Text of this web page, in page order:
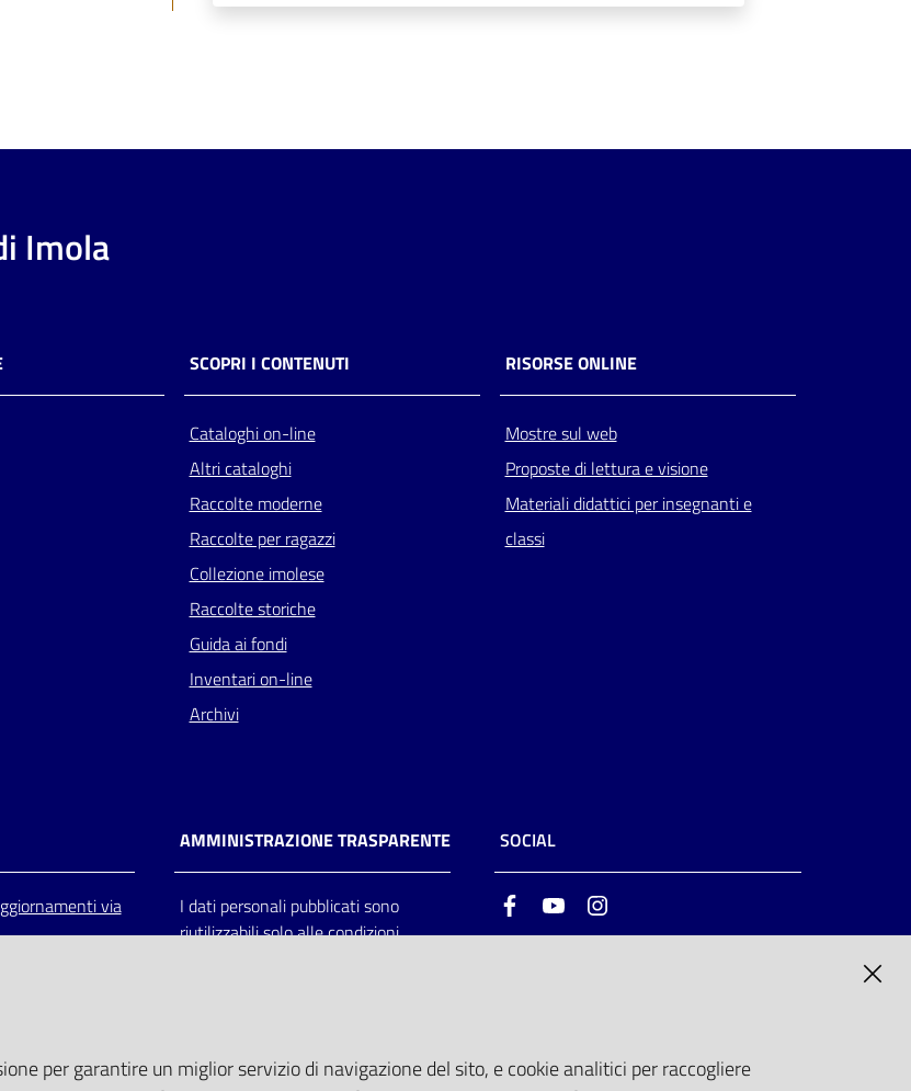
Imola
SCOPRI I CONTENUTI
Cataloghi on-line
Altri cataloghi
Raccolte moderne
Raccolte per ragazzi
Collezione imolese
Raccolte storiche
Guida ai fondi
Inventari on-line
Archivi
RISORSE ONLINE
Mostre sul web
Proposte di lettura e visione
Materiali didattici per insegnanti e
classi
via
AMMINISTRAZIONE TRASPARENTE
I dati personali pubblicati sono
riutilizzabili solo alle condizioni
SOCIAL
FacebookYoutube
per garantire un miglior servizio di navigazione del sito, e cookie analitici per raccogliere